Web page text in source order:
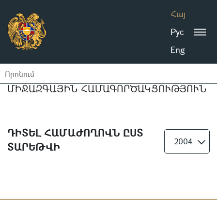
Հայ
Рус
Eng
ՄԻՋԱԶԳԱՅԻՆ ՀԱՄԱԳՈՐԾԱԿՑՈՒԹՅՈՒՆ
ԴԻՏԵԼ ՀԱՄԱԺՈՂՈՎՆ ԸՍՏ
ՏԱՐԵԹՎԻ
2004